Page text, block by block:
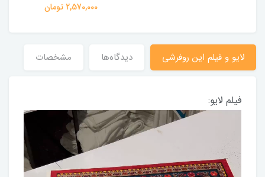
2,570,000 تومان
لایو و فیلم این روفرشی دیدگاه‌ها مشخصات
فیلم لایو: